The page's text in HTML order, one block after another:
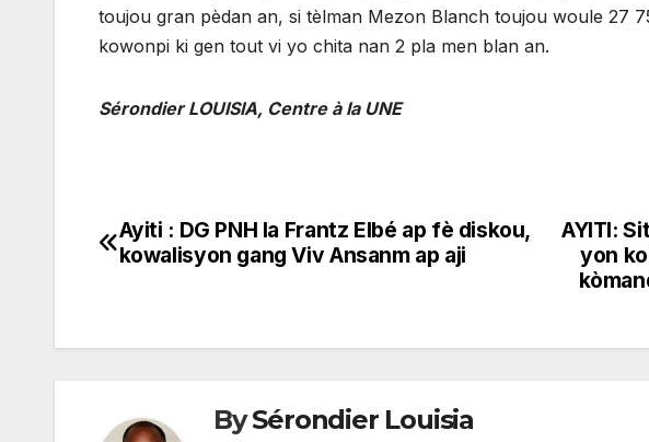
toujou gran pèdan an, si tèlman Mezon Blanch toujou woule 27
kowonpi ki gen tout vi yo chita nan 2 pla men blan an.
Sérondier LOUISIA, Centre à la UNE
Navigation
AYITI:
yon
Ayiti : DG PNH la Frantz Elbé ap fè diskou,
kowalisyon gang Viv Ansanm ap aji
BySérondier Louisia